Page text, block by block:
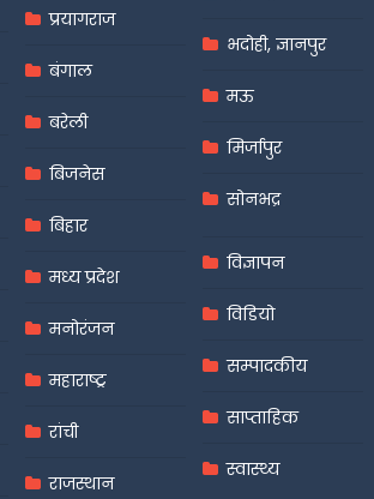
प्रयागराज
बंगाल
बरेली
बिजनेस
बिहार
मध्य प्रदेश
मनोरंजन
महाराष्ट्र
रांची
राजस्थान
भदोही, ज्ञानपुर
मऊ
मिर्जापुर
सोनभद्र
विज्ञापन
विडियो
सम्पादकीय
साप्ताहिक
स्वास्थ्य